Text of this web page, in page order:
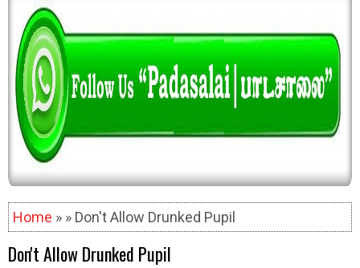
Home » » Don't Allow Drunked Pupil
Don't Allow Drunked Pupil